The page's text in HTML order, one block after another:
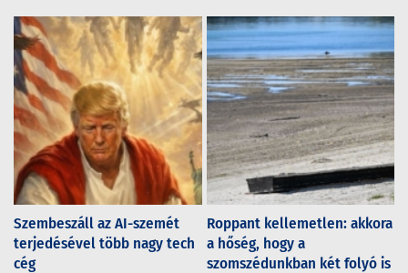
Szembeszáll az AI-szemét
terjedésével több nagy tech
cég
Roppant kellemetlen: akkora
a hőség, hogy a
szomszédunkban két folyó is